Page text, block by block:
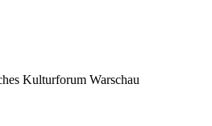
Kulturforum Warschau